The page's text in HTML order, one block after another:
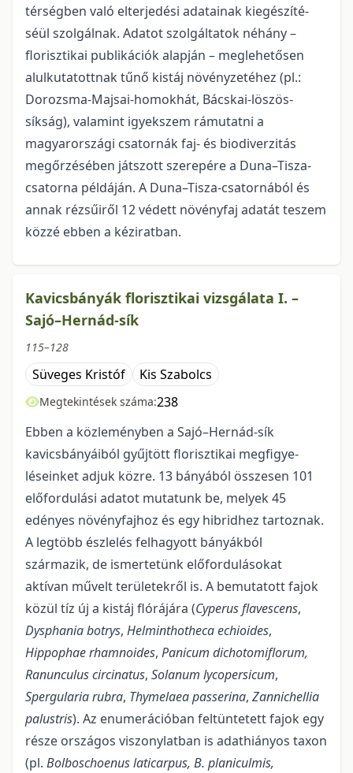
térségben való elterjedési adatainak kiegészíté­
séül szolgálnak. Adatot szolgáltatok néhány –
florisztikai publikációk alapján – meglehetősen
alulkuta­tottnak tűnő kistáj növényzetéhez (pl.:
Dorozsma-Majsai-homokhát, Bácskai-löszös-
síkság), valamint igyekszem rámutatni a
magyarországi csatornák faj- és biodiverzitás
megőrzésében játszott szerepére a Duna–Tisza-
csatorna példáján. A Duna–Tisza-csatornából és
annak rézsűiről 12 védett növényfaj adatát teszem
közzé ebben a kéziratban.
Kavicsbányák florisztikai vizsgálata I. –
Sajó–Hernád-sík
115–128
Süveges Kristóf Kis Szabolcs
Megtekintések száma:238
Ebben a közleményben a Sajó–Hernád-sík
kavicsbányáiból gyűjtött florisztikai megfigye­
léseinket adjuk közre. 13 bányából összesen 101
előfordulási adatot mutatunk be, melyek 45
edényes növényfajhoz és egy hibridhez tartoznak.
A legtöbb észlelés felhagyott bányákból
származik, de ismerte­tünk előfordulásokat
aktívan művelt területekről is. A bemutatott fajok
közül tíz új a kistáj flórájára (Cype­rus flavescens,
Dysphania botrys, Helminthotheca echioides,
Hippophae rhamnoides, Panicum dichotomiflo­rum,
Ranunculus circinatus, Solanum lycopersicum,
Spergularia rubra, Thymelaea passerina, Zannichellia
palustris). Az enumerációban feltüntetett fajok egy
része országos viszonylatban is adathiányos taxon
(pl. Bolboschoenus laticarpus, B. planiculmis,